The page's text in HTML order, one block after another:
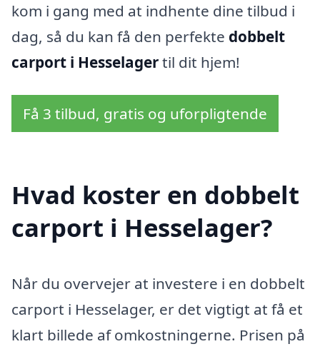
kom i gang med at indhente dine tilbud i
dag, så du kan få den perfekte dobbelt
carport i Hesselagertil dit hjem!
Få 3 tilbud, gratis og uforpligtende
Hvad koster en dobbelt
carport i Hesselager?
Når du overvejer at investere i en dobbelt
carport i Hesselager, er det vigtigt at få et
klart billede af omkostningerne. Prisen på